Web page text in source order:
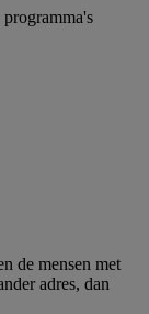
de mensen met
adres, dan